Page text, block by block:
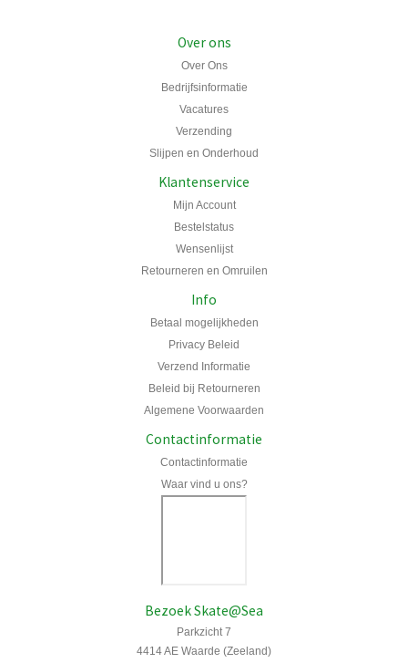
Over ons
Over Ons
Bedrijfsinformatie
Vacatures
Verzending
Slijpen en Onderhoud
Klantenservice
Mijn Account
Bestelstatus
Wensenlijst
Retourneren en Omruilen
Info
Betaal mogelijkheden
Privacy Beleid
Verzend Informatie
Beleid bij Retourneren
Algemene Voorwaarden
Contactinformatie
Contactinformatie
Waar vind u ons?
Bezoek Skate@Sea
Parkzicht 7
4414 AE Waarde (Zeeland)